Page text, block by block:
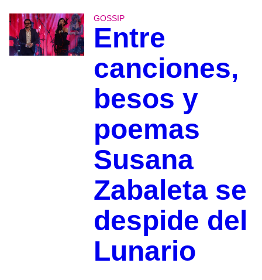
GOSSIP
Entre
canciones,
besos y
poemas
Susana
Zabaleta se
despide del
Lunario